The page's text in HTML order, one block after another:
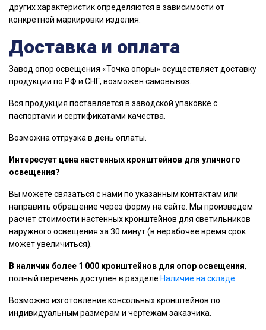
других характеристик определяются в зависимости от
конкретной маркировки изделия.
Доставка и оплата
Завод опор освещения «Точка опоры» осуществляет доставку
продукции по РФ и СНГ, возможен самовывоз.
Вся продукция поставляется в заводской упаковке с
паспортами и сертификатами качества.
Возможна отгрузка в день оплаты.
Интересует цена настенных кронштейнов для уличного
освещения?
Вы можете связаться с нами по указанным контактам или
направить обращение через форму на сайте. Мы произведем
расчет стоимости настенных кронштейнов для светильников
наружного освещения за 30 минут (в нерабочее время срок
может увеличиться).
В наличии более 1 000 кронштейнов для опор освещения,
полный перечень доступен в разделе Наличие на складе
Возможно изготовление консольных кронштейнов по
индивидуальным размерам и чертежам заказчика.